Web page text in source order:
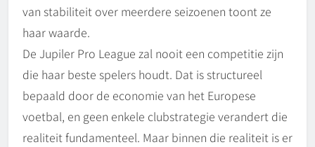
van stabiliteit over meerdere seizoenen toont ze
haar waarde.
De Jupiler Pro League zal nooit een competitie zijn
die haar beste spelers houdt. Dat is structureel
bepaald door de economie van het Europese
voetbal, en geen enkele clubstrategie verandert die
realiteit fundamenteel. Maar binnen die realiteit is er